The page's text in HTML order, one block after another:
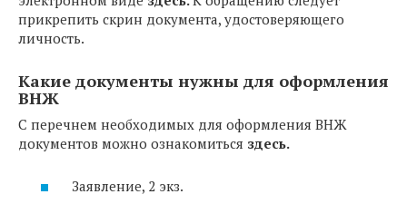
прикрепить скрин документа, удостоверяющего
личность.
Какие документы нужны для оформления
ВНЖ
С перечнем необходимых для оформления ВНЖ
документов можно ознакомиться здесь.
Заявление, 2 экз.